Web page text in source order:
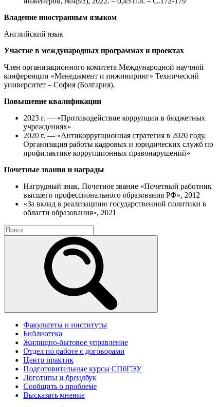
Владение иностранным языком
Английский язык
Участие в международных программах и проектах
Член организационного комитета Международной научной
конференции «Менеджмент и инжиниринг» Технический
университет – София (Болгария).
Повышение квалификации
2023 г. — «Противодействие коррупции в бюджетных
учреждениях»
2020 г. — «Антикоррупционная стратегия в 2020 году.
Организация работы кадровых и юридических служб по
профилактике коррупционных правонарушений»
Почетные звания и награды
Нагрудный знак, Почетное звание «Почетный работник
высшего профессионального образования РФ», 2012
«За вклад в реализациию государственной политики в
области образования», 2021
Факультеты и институты
Библиотека
Жилищно-бытовое управление
Отдел по работе с договорами
Центр практик
Подготовительные курсы СПбГЭУ
Логотипы и брендбук
Сообщить о проблеме
Высказать мнение